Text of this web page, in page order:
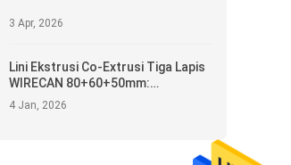
3 Apr, 2026
Lini Ekstrusi Co-Extrusi Tiga Lapis
WIRECAN 80+60+50mm:
Merekayasa Masa Depan
Perkabelan Multi-Lapisan
4 Jan, 2026